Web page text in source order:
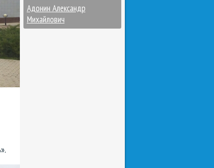
Адонин Александр
Михайлович